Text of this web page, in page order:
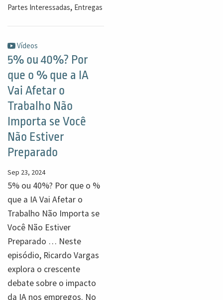
Partes Interessadas, Entregas
Vídeos
5% ou 40%? Por
que o % que a IA
Vai Afetar o
Trabalho Não
Importa se Você
Não Estiver
Preparado
Sep 23, 2024
5% ou 40%? Por que o %
que a IA Vai Afetar o
Trabalho Não Importa se
Você Não Estiver
Preparado … Neste
episódio, Ricardo Vargas
explora o crescente
debate sobre o impacto
da IA nos empregos. No